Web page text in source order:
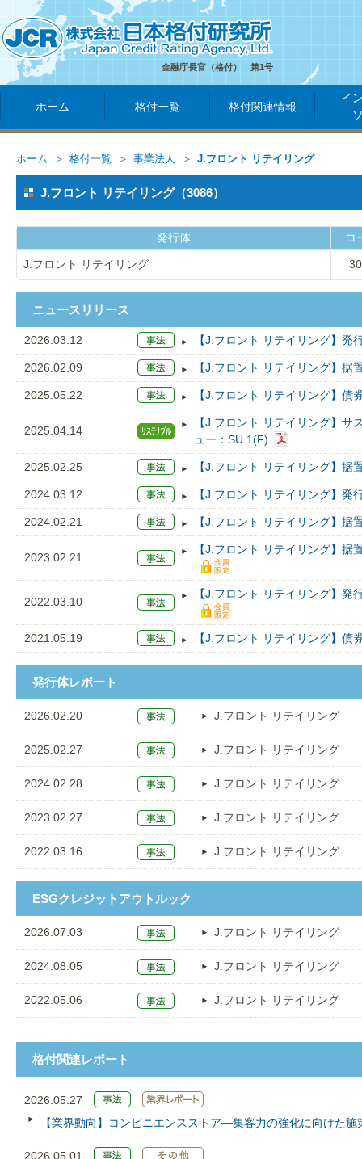
金融庁長官（格付） 第1号
ホーム 格付一覧 格付関連情報
イ
ホーム 格付一覧 事業法人 J.フロント リテイリング
J.フロント リテイリング（3086）
発行体 コ
J.フロント リテイリング
ニュースリリース
2026.03.12 【J.フロント リテイリング】発
2026.02.09 【J.フロント リテイリング】据
2025.05.22 【J.フロント リテイリング】債
2025.04.14
【J.フロント リテイリング】
ュー：SU 1(F)
2025.02.25 【J.フロント リテイリング】据
2024.03.12 【J.フロント リテイリング】発
2024.02.21 【J.フロント リテイリング】据
2023.02.21
【J.フロント リテイリング】
2022.03.10
【J.フロント リテイリング】
2021.05.19 【J.フロント リテイリング】債
発行体レポート
2026.02.20 J.フロント リテイリング
2025.02.27 J.フロント リテイリング
2024.02.28 J.フロント リテイリング
2023.02.27 J.フロント リテイリング
2022.03.16 J.フロント リテイリング
ESGクレジットアウトルック
2026.07.03 J.フロント リテイリング
2024.08.05 J.フロント リテイリング
2022.05.06 J.フロント リテイリング
格付関連レポート
2026.05.27
【業界動向】コンビニエンスストア―集客力の強化に向けた
2026.05.01